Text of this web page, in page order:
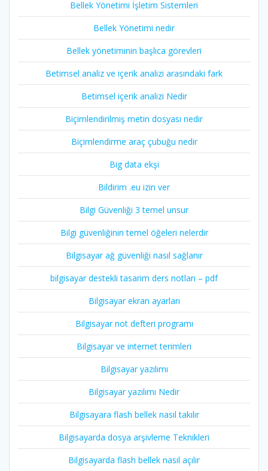
Bellek Yönetimi İşletim Sistemleri
Bellek Yönetimi nedir
Bellek yönetiminin başlıca görevleri
Betimsel analiz ve içerik analizi arasındaki fark
Betimsel içerik analizi Nedir
Biçimlendirilmiş metin dosyası nedir
Biçimlendirme araç çubuğu nedir
Big data ekşi
Bildirim .eu izin ver
Bilgi Güvenliği 3 temel unsur
Bilgi güvenliğinin temel öğeleri nelerdir
Bilgisayar ağ güvenliği nasıl sağlanır
bilgisayar destekli tasarim ders notları – pdf
Bilgisayar ekran ayarları
Bilgisayar not defteri programı
Bilgisayar ve internet terimleri
Bilgisayar yazılımı
Bilgisayar yazılımı Nedir
Bilgisayara flash bellek nasıl takılır
Bilgisayarda dosya arşivleme Teknikleri
Bilgisayarda flash bellek nasıl açılır